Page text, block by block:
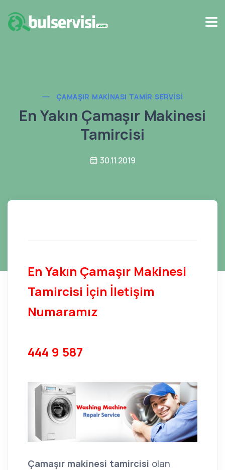
ÇAMAŞIR MAKINASI TAMIR SERVISI
En Yakın Çamaşır Makinesi
Tamircisi
30.11.2019
En Yakın Çamaşır Makinesi
Tamircisi İçin İletişim
Numaramız
444 9 587
Çamaşır makinesi tamircisi olan